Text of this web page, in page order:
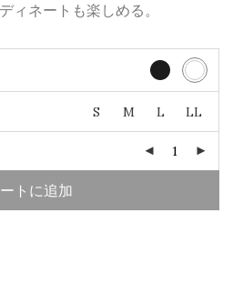
ィネートも楽しめる。
S M L LL
トに追加